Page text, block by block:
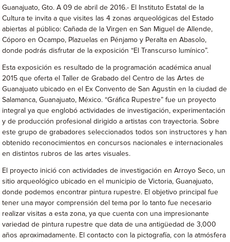
Guanajuato, Gto. A 09 de abril de 2016.- El Instituto Estatal de la
Cultura te invita a que visites las 4 zonas arqueológicas del Estado
abiertas al público: Cañada de la Virgen en San Miguel de Allende,
Cóporo en Ocampo, Plazuelas en Pénjamo y Peralta en Abasolo,
donde podrás disfrutar de la exposición “El Transcurso lumínico”.
Esta exposición es resultado de la programación académica anual
2015 que oferta el Taller de Grabado del Centro de las Artes de
Guanajuato ubicado en el Ex Convento de San Agustín en la ciudad de
Salamanca, Guanajuato, México. “Gráfica Rupestre” fue un proyecto
integral ya que englobó actividades de investigación, experimentación
y de producción profesional dirigido a artistas con trayectoria. Sobre
este grupo de grabadores seleccionados todos son instructores y han
obtenido reconocimientos en concursos nacionales e internacionales
en distintos rubros de las artes visuales.
El proyecto inició con actividades de investigación en Arroyo Seco, un
sitio arqueológico ubicado en el municipio de Victoria, Guanajuato,
donde podemos encontrar pintura rupestre. El objetivo principal fue
tener una mayor comprensión del tema por lo tanto fue necesario
realizar visitas a esta zona, ya que cuenta con una impresionante
variedad de pintura rupestre que data de una antigüedad de 3,000
años aproximadamente. El contacto con la pictografía, con la atmósfera